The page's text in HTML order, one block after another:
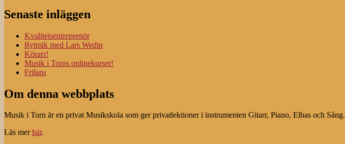
Senaste inläggen
Kvalitetsentreprenör
Rytmik med Lars Wedin
Körarr!
Musik i Torns onlinekurser!
Frilans
Om denna webbplats
Musik i Torn är en privat Musikskola som ger privatlektioner i instrumenten Gitarr, Piano, Elbas och Sång.
Läs merhär.